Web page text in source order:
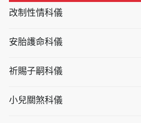
改制性情科儀
安胎護命科儀
祈賜子嗣科儀
小兒關煞科儀